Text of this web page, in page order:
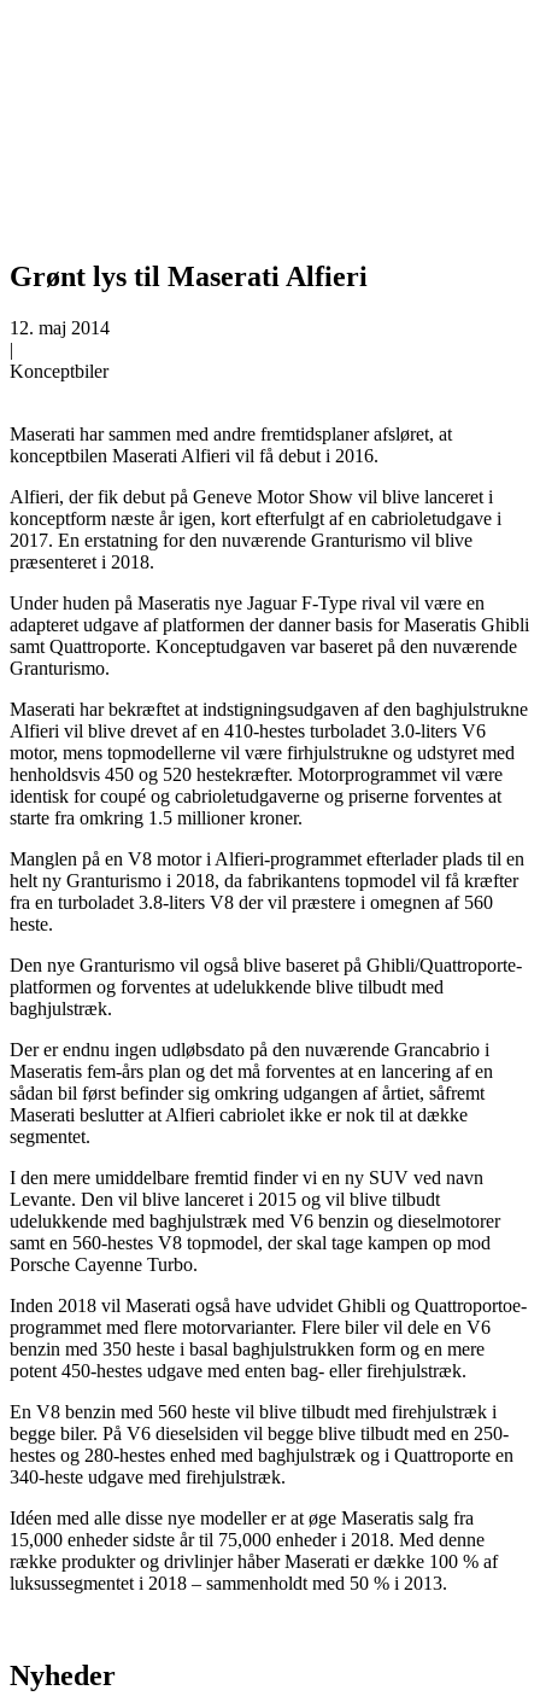
Grønt lys til Maserati Alfieri
12. maj 2014
|
Konceptbiler
Maserati har sammen med andre fremtidsplaner afsløret, at
konceptbilen Maserati Alfieri vil få debut i 2016.
Alfieri, der fik debut på Geneve Motor Show vil blive lanceret i
konceptform næste år igen, kort efterfulgt af en cabrioletudgave i
2017. En erstatning for den nuværende Granturismo vil blive
præsenteret i 2018.
Under huden på Maseratis nye Jaguar F-Type rival vil være en
adapteret udgave af platformen der danner basis for Maseratis Ghibli
samt Quattroporte. Konceptudgaven var baseret på den nuværende
Granturismo.
Maserati har bekræftet at indstigningsudgaven af den baghjulstrukne
Alfieri vil blive drevet af en 410-hestes turboladet 3.0-liters V6
motor, mens topmodellerne vil være firhjulstrukne og udstyret med
henholdsvis 450 og 520 hestekræfter. Motorprogrammet vil være
identisk for coupé og cabrioletudgaverne og priserne forventes at
starte fra omkring 1.5 millioner kroner.
Manglen på en V8 motor i Alfieri-programmet efterlader plads til en
helt ny Granturismo i 2018, da fabrikantens topmodel vil få kræfter
fra en turboladet 3.8-liters V8 der vil præstere i omegnen af 560
heste.
Den nye Granturismo vil også blive baseret på Ghibli/Quattroporte-
platformen og forventes at udelukkende blive tilbudt med
baghjulstræk.
Der er endnu ingen udløbsdato på den nuværende Grancabrio i
Maseratis fem-års plan og det må forventes at en lancering af en
sådan bil først befinder sig omkring udgangen af årtiet, såfremt
Maserati beslutter at Alfieri cabriolet ikke er nok til at dække
segmentet.
I den mere umiddelbare fremtid finder vi en ny SUV ved navn
Levante. Den vil blive lanceret i 2015 og vil blive tilbudt
udelukkende med baghjulstræk med V6 benzin og dieselmotorer
samt en 560-hestes V8 topmodel, der skal tage kampen op mod
Porsche Cayenne Turbo.
Inden 2018 vil Maserati også have udvidet Ghibli og Quattroportoe-
programmet med flere motorvarianter. Flere biler vil dele en V6
benzin med 350 heste i basal baghjulstrukken form og en mere
potent 450-hestes udgave med enten bag- eller firehjulstræk.
En V8 benzin med 560 heste vil blive tilbudt med firehjulstræk i
begge biler. På V6 dieselsiden vil begge blive tilbudt med en 250-
hestes og 280-hestes enhed med baghjulstræk og i Quattroporte en
340-heste udgave med firehjulstræk.
Idéen med alle disse nye modeller er at øge Maseratis salg fra
15,000 enheder sidste år til 75,000 enheder i 2018. Med denne
række produkter og drivlinjer håber Maserati er dække 100 % af
luksussegmentet i 2018 – sammenholdt med 50 % i 2013.
Nyheder